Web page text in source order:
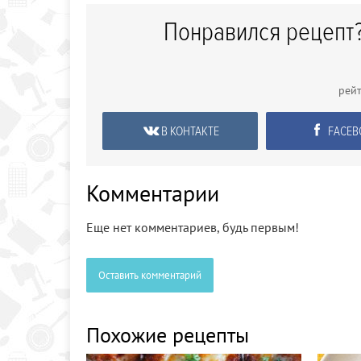
Понравился
В КОНТАКТЕ
Комментарии
Еще нет комментариев, будь первым!
Оставить комментарий
Похожие рецепты